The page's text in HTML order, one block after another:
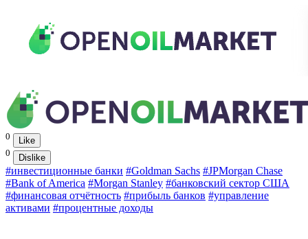
0
Like
0
Dislike
#инвестиционные банки #Goldman Sachs #JPMorgan Chase
#Bank of America #Morgan Stanley #банковский сектор США
#финансовая отчётность #прибыль банков #управление
активами #процентные доходы